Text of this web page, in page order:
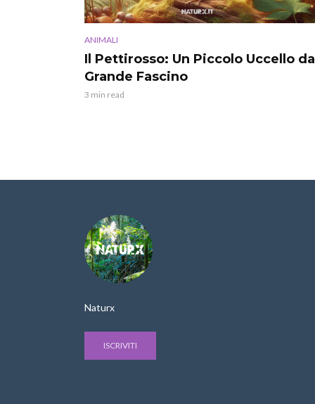
ANIMALI
Il Pettirosso: Un Piccolo Uccello dal
Grande Fascino
3 min read
Naturx
ISCRIVITI